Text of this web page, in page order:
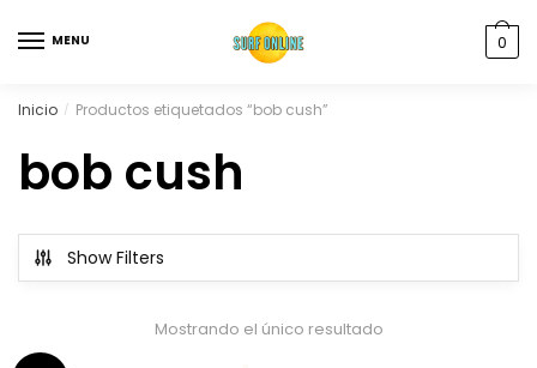
MENU 0
Inicio / Productos etiquetados “bob cush”
bob cush
Show Filters
Mostrando el único resultado